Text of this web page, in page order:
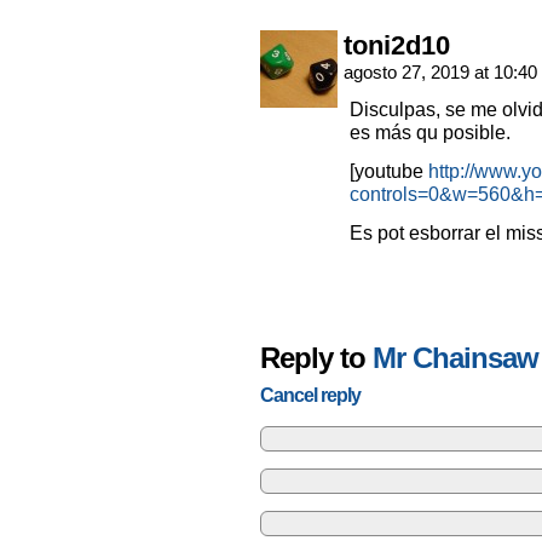
toni2d10
agosto 27, 2019 at 10:40
Disculpas, se me
es más qu posible.
[youtube http://
Es pot esborrar el
Reply to Mr Chainsaw
Cancel reply